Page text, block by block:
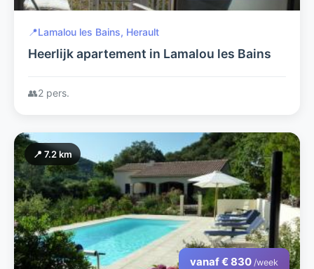
📍Lamalou les Bains, Herault
Heerlijk apartement in Lamalou les Bains
👥2 pers.
📍 7.2 km
vanaf € 830 /week